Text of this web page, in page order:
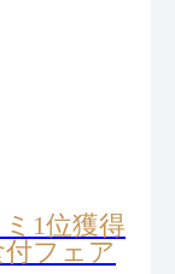
1位獲得
フェア